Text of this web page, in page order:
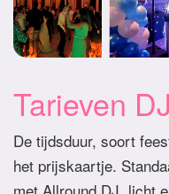
Tarieven
De tijdsduur, soort
het prijskaartje.